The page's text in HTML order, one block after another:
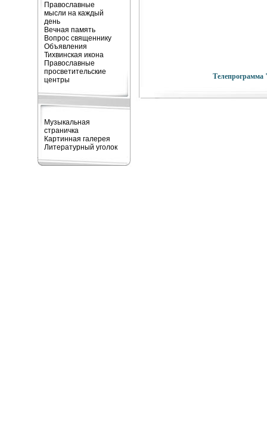
Православные
мысли на каждый
день
Вечная память
Вопрос священнику
Объявления
Тихвинская икона
Православные
просветительские
центры
Музыкальная
страничка
Картинная галерея
Литературный уголок
Телепрограмма